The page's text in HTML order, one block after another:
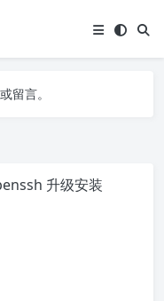
留言。
留言。
升级安装